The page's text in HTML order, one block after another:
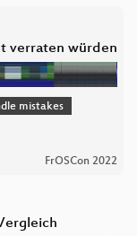
verraten würden
mistakes
FrOSCon 2022